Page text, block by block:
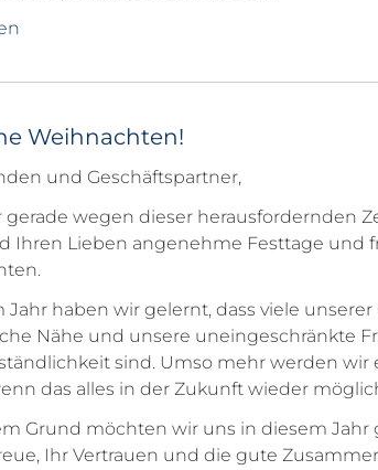
Weihnachten!
und Geschäftspartner,
gerade wegen dieser herausfordernden
Ihren Lieben angenehme Festtage und
Jahr haben wir gelernt, dass viele
Nähe und unsere uneingeschränkte
sind. Umso mehr werden wir
das alles in der Zukunft wieder
Grund möchten wir uns in diesem Jahr
Ihr Vertrauen und die gute